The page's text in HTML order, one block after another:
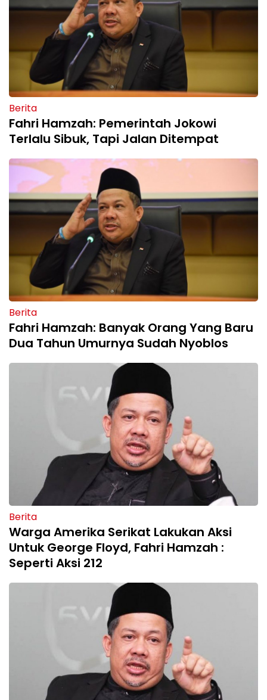
Berita
Fahri Hamzah: Pemerintah Jokowi
Terlalu Sibuk, Tapi Jalan Ditempat
Berita
Fahri Hamzah: Banyak Orang Yang Baru
Dua Tahun Umurnya Sudah Nyoblos
Berita
Warga Amerika Serikat Lakukan Aksi
Untuk George Floyd, Fahri Hamzah :
Seperti Aksi 212